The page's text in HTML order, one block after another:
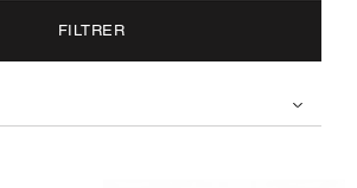
FILTRER